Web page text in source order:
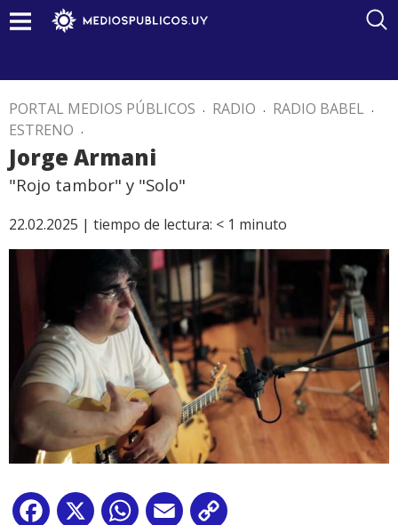
PORTAL MEDIOS PÚBLICOS . RADIO . RADIO BABEL .
ESTRENO .
Jorge Armani
"Rojo tambor" y "Solo"
22.02.2025 | tiempo de lectura: < 1 minuto
Facebook
X WhatsApp
Email